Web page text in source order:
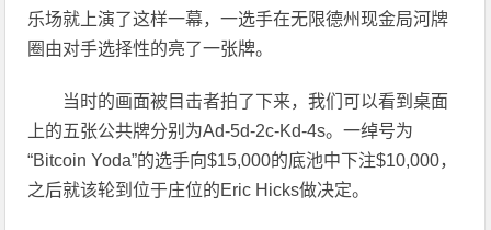
乐场就上演了这样一幕，一选手在无限德州现金局河牌
圈由对手选择性的亮了一张牌。
当时的画面被目击者拍了下来，我们可以看到桌面
上的五张公共牌分别为Ad-5d-2c-Kd-4s。一绰号为
“Bitcoin Yoda”的选手向$15,000的底池中下注$10,000，
之后就该轮到位于庄位的Eric Hicks做决定。